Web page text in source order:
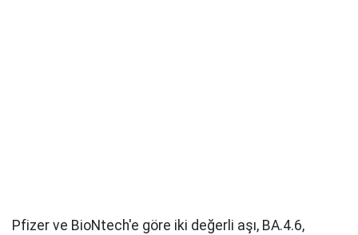
Pfizer ve BioNtech'e göre iki değerli aşı, BA.4.6,